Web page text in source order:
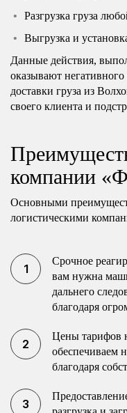
Разгрузка груза
Выгрузка и
Данные действия,
оказывают
доставки груза из
своего клиента и
компании
Основными
логистическими
Срочное
вам нужна
дальнего
благодаря
Цены тарифов
обеспечиваем
благодаря